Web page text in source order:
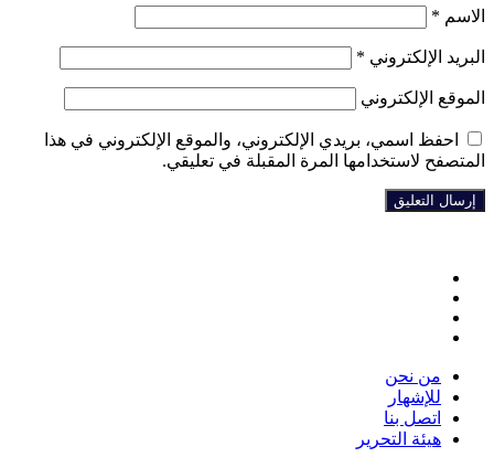
الاسم *
البريد الإلكتروني *
الموقع الإلكتروني
احفظ اسمي، بريدي الإلكتروني، والموقع الإلكتروني في هذا
المتصفح لاستخدامها المرة المقبلة في تعليقي.
من نحن
للإشهار
اتصل بنا
هيئة التحرير